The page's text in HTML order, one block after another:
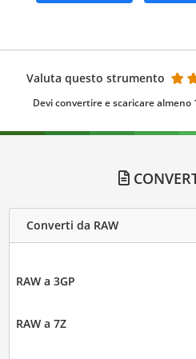
Valuta questo strumento
Devi convertire e scaricare
Converti da RAW
RAW a 3GP
RAW a 7Z